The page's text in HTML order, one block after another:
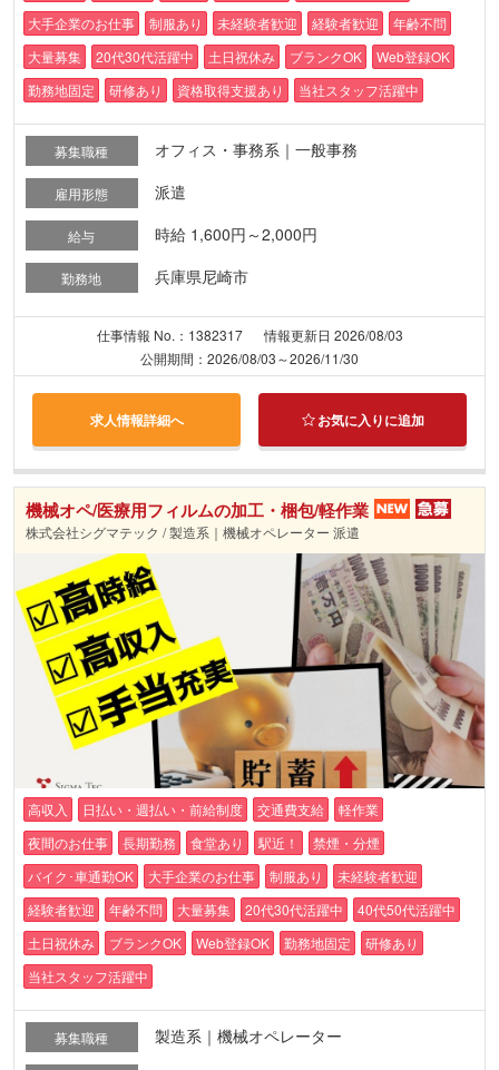
大手企業のお仕事
制服あり 未経験者歓迎 経験者歓迎
年齢不問
大量募集
20代30代活躍中 土日祝休み ブランクOK
Web登録OK
勤務地固定
研修あり 資格取得支援あり 当社スタッフ活躍中
募集職種 オフィス・事務系｜一般事務
雇用形態 派遣
給与 時給 1,600円～2,000円
勤務地 兵庫県尼崎市
仕事情報 No.：1382317
情報更新日 2026/08/03
公開期間：2026/08/03～2026/11/30
求人情報詳細へ お気に入りに追加
機械オペ/医療用フィルムの加工・梱包/軽作業
株式会社シグマテック / 製造系｜機械オペレーター 派遣
高収入 日払い・週払い・前給制度 交通費支給
軽作業
夜間のお仕事
長期勤務 食堂あり 駅近！
禁煙・分煙
バイク･車通勤OK
大手企業のお仕事 制服あり
未経験者歓迎
経験者歓迎
年齢不問 大量募集 20代30代活躍中
40代50代活躍中
土日祝休み
ブランクOK Web登録OK 勤務地固定
研修あり
当社スタッフ活躍中
募集職種 製造系｜機械オペレーター